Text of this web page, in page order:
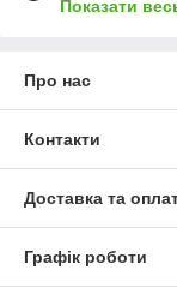
Показати
Про нас
Контакти
Доставка та
Графік роботи